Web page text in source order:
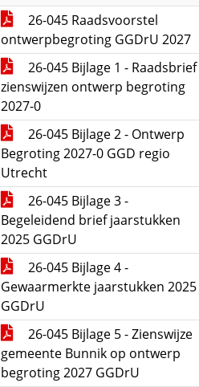
26-045 Raadsvoorstel
ontwerpbegroting GGDrU 2027
26-045 Bijlage 1 - Raadsbrief
zienswijzen ontwerp begroting
2027-0
26-045 Bijlage 2 - Ontwerp
Begroting 2027-0 GGD regio
Utrecht
26-045 Bijlage 3 -
Begeleidend brief jaarstukken
2025 GGDrU
26-045 Bijlage 4 -
Gewaarmerkte jaarstukken 2025
GGDrU
26-045 Bijlage 5 - Zienswijze
gemeente Bunnik op ontwerp
begroting 2027 GGDrU